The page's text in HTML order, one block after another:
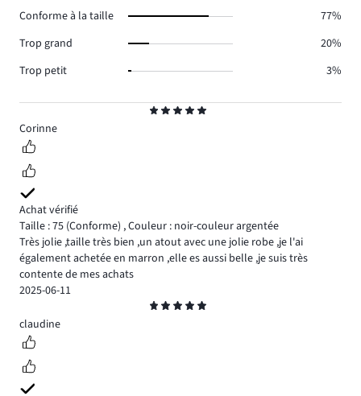
5
Corinne
Achat vérifié
Taille : 75 (Conforme) ,Couleur : noir-couleur argentée
Très jolie ,taille très bien ,un atout avec une jolie robe ,je l'ai
également achetée en marron ,elle es aussi belle ,je suis très
contente de mes achats
2025-06-11
5
claudine
1.
Conforme à la taille
77%
Trop grand
20%
Trop petit
3%